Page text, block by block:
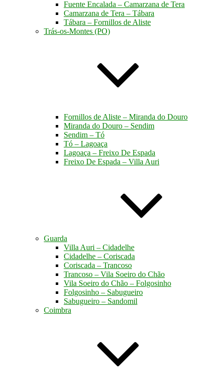
Fuente Encalada – Camarzana de Tera
Camarzana de Tera – Tábara
Tábara – Fornillos de Aliste
Trás-os-Montes (PO)
Fornillos de Aliste – Miranda do Douro
Miranda do Douro – Sendim
Sendim – Tó
Tó – Lagoaça
Lagoaça – Freixo De Espada
Freixo De Espada – Villa Auri
Guarda
Villa Auri – Cidadelhe
Cidadelhe – Coriscada
Coriscada – Trancoso
Trancoso – Vila Soeiro do Chão
Vila Soeiro do Chão – Folgosinho
Folgosinho – Sabugueiro
Sabugueiro – Sandomil
Coimbra